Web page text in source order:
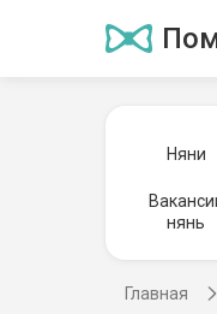
Няни
нянь
Главная